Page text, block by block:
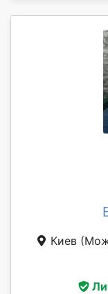
Киев